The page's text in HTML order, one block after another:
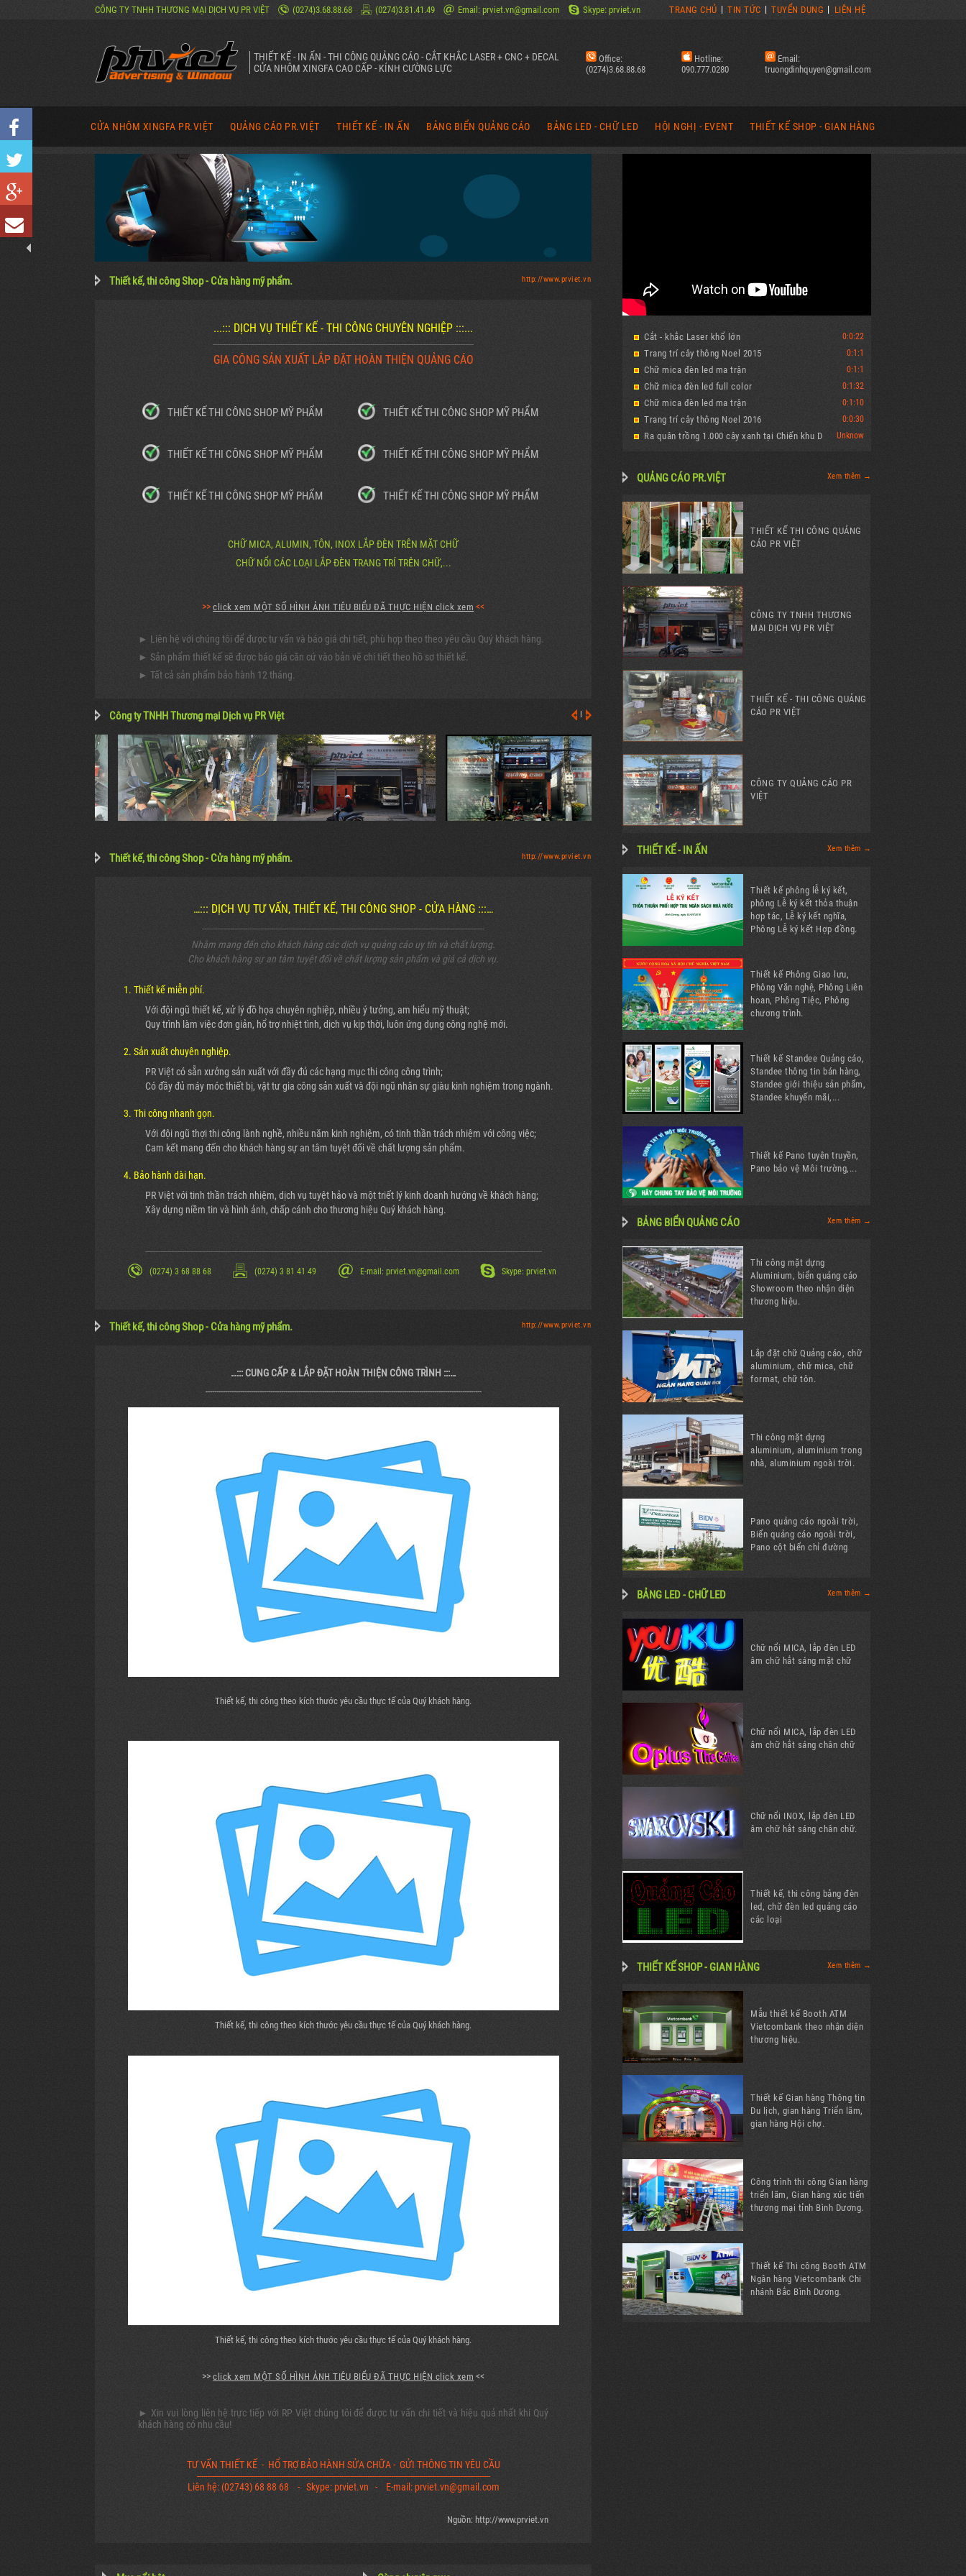
CÔNG TY TNHH THƯƠNG MẠI DỊCH VỤ PR VIỆT (0274)3.68.88.68 (0274)3.81.41.49 Email: prviet.vn@gmail.com Skype: prviet.vn LIÊN HỆ
TUYỂN DỤNG
TIN TỨC
TRANG CHỦ
THIẾT KẾ - IN ẤN - THI CÔNG QUẢNG CÁO - CẮT KHẮC LASER + CNC + DECAL
CỬA NHÔM XINGFA CAO CẤP - KÍNH CƯỜNG LỰC
Email:
truongdinhquyen@gmail.com
Hotline:
090.777.0280
Office:
(0274)3.68.88.68
CỬA NHÔM XINGFA PR.VIỆT
CỬA ĐI NHÔM XINGFA MỞ QUAY
CỬA ĐI NHÔM XINGFA TRƯỢT QUAY
CỬA ĐI NHÔM XINGFA MỞ LÙA
CỬA ĐI NHÔM XINGFA XẾP TRƯỢT
HÌNH ẢNH CỬA NHÔM XINGFA
QUẢNG CÁO PR.VIỆT
NĂNG LỰC QUẢNG CÁO PR VIỆT
SẢN PHẨM QUẢNG CÁO PR VIỆT
CÔNG TRÌNH QUẢNG CÁO PR VIỆT
HÌNH ẢNH VỀ PR VIỆT
THIẾT KẾ - IN ẤN
PHÔNG, BACKDROP, BACKGROUND
LOGO, ẤN PHẨM VĂN PHÒNG
TRANG TRÍ XE DIỄU HÀNH
BẢNG BIỂN QUẢNG CÁO
MẶT DỰNG ALU, TẤM QUẢNG CÁO
CHỮ NỔI MICA, ALUMIN, INOX, TÔN
PANO QUẢNG CÁO, BIỂN CHỈ ĐƯỜNG
HÌNH ẢNH THIẾT KẾ (QUẢNG CÁO)
BẢNG LED - CHỮ LED
HÌNH ẢNH THIẾT KẾ THI CÔNG (LED)
HỘI NGHỊ - EVENT
HÌNH ẢNH HỘI NGHỊ (EVENT)
THIẾT KẾ SHOP - GIAN HÀNG
HÌNH ẢNH THI CÔNG (BOOTH)
Thiết kế, thi công Shop - Cửa hàng mỹ phẩm. http://www.prviet.vn
...::: DỊCH VỤ THIẾT KẾ - THI CÔNG CHUYÊN NGHIỆP :::...
-------------------------------------------------------------------------------------------------------------------------
GIA CÔNG SẢN XUẤT LẮP ĐẶT HOÀN THIỆN QUẢNG CÁO
THIẾT KẾ THI CÔNG SHOP MỸ PHẨM THIẾT KẾ THI CÔNG SHOP MỸ PHẨM
THIẾT KẾ THI CÔNG SHOP MỸ PHẨM THIẾT KẾ THI CÔNG SHOP MỸ PHẨM
THIẾT KẾ THI CÔNG SHOP MỸ PHẨM THIẾT KẾ THI CÔNG SHOP MỸ PHẨM
CHỮ MICA, ALUMIN, TÔN, INOX LẮP ĐÈN TRÊN MẶT CHỮ
CHỮ NỔI CÁC LOẠI LẮP ĐÈN TRANG TRÍ TRÊN CHỮ,...
>>click xem MỘT SỐ HÌNH ẢNH TIÊU BIỂU ĐÃ THỰC HIỆN click xem <<
► Liên hệ với chúng tôi để được tư vấn và báo giá chi tiết, phù hợp theo theo yêu cầu Quý khách hàng.
► Sản phẩm thiết kế sẽ được báo giá căn cứ vào bản vẽ chi tiết theo hồ sơ thiết kế.
► Tất cả sản phẩm bảo hành 12 tháng.
Công ty TNHH Thương mại Dịch vụ PR Việt |
Thiết kế, thi công Shop - Cửa hàng mỹ phẩm. http://www.prviet.vn
…::: DỊCH VỤ TƯ VẤN, THIẾT KẾ, THI CÔNG SHOP - CỬA HÀNG :::…
-----------------------------------------------------------------------------------------------------------------------------------
Nhằm mang đến cho khách hàng các dịch vụ quảng cáo uy tín và chất lượng.
Cho khách hàng sự an tâm tuyệt đối về chất lượng sản phẩm và giá cả dịch vụ.
1. Thiết kế miễn phí.
Với đội ngũ thiết kế, xử lý đồ họa chuyên nghiệp, nhiều ý tưởng, am hiểu mỹ thuật;
Quy trình làm việc đơn giản, hổ trợ nhiệt tình, dịch vụ kịp thời, luôn ứng dụng công nghệ mới.
2. Sản xuất chuyên nghiệp.
PR Việt có sẵn xưởng sản xuất với đầy đủ các hạng mục thi công công trình;
Có đầy đủ máy móc thiết bị, vật tư gia công sản xuất và đội ngũ nhân sự giàu kinh nghiệm trong ngành.
3. Thi công nhanh gọn.
Với đội ngũ thợi thi công lành nghề, nhiều năm kinh nghiệm, có tinh thần trách nhiệm với công việc;
Cam kết mang đến cho khách hàng sự an tâm tuyệt đối về chất lượng sản phẩm.
4. Bảo hành dài hạn.
PR Việt với tinh thần trách nhiệm, dịch vụ tuyệt hảo và một triết lý kinh doanh hướng về khách hàng;
Xây dựng niềm tin và hình ảnh, chấp cánh cho thương hiệu Quý khách hàng.
----------------------------------------------------------------------------------------------------------------------------------------------------------------------------------------
(0274) 3 68 88 68 (0274) 3 81 41 49 E-mail: prviet.vn@gmail.com Skype: prviet.vn
Thiết kế, thi công Shop - Cửa hàng mỹ phẩm. http://www.prviet.vn
…::: CUNG CẤP & LẮP ĐẶT HOÀN THIỆN CÔNG TRÌNH :::…
--------------------------------------------------------------------------------------------------------------------------------
Thiết kế, thi công theo kích thước yêu cầu thực tế của Quý khách hàng.
Thiết kế, thi công theo kích thước yêu cầu thực tế của Quý khách hàng.
Thiết kế, thi công theo kích thước yêu cầu thực tế của Quý khách hàng.
>>click xem MỘT SỐ HÌNH ẢNH TIÊU BIỂU ĐÃ THỰC HIỆN click xem <<
► Xin vui lòng liên hệ trực tiếp với RP Việt chúng tôi để được tư vấn chi tiết và hiệu quả nhất khi Quý
khách hàng có nhu cầu!
TƯ VẤN THIẾT KẾ - HỔ TRỢ BẢO HÀNH SỬA CHỮA - GỬI THÔNG TIN YÊU CẦU
----------------------------------------------------------------------------------------------------------------------------------------
Liên hệ: (02743) 68 88 68 - Skype: prviet.vn - E-mail: prviet.vn@gmail.com
Nguồn: http://www.prviet.vn
Cắt - khắc Laser khổ lớn 0:0:22
Trang trí cây thông Noel 2015 0:1:1
Chữ mica đèn led ma trận 0:1:1
Chữ mica đèn led full color 0:1:32
Chữ mica đèn led ma trận 0:1:10
Trang trí cây thông Noel 2016 0:0:30
Ra quân trồng 1.000 cây xanh tại Chiến khu D Unknow
QUẢNG CÁO PR.VIỆT Xem thêm →
THIẾT KẾ THI CÔNG QUẢNG
CÁO PR VIỆT
CÔNG TY TNHH THƯƠNG
MẠI DỊCH VỤ PR VIỆT
THIẾT KẾ - THI CÔNG QUẢNG
CÁO PR VIỆT
CÔNG TY QUẢNG CÁO PR
VIỆT
THIẾT KẾ - IN ẤN Xem thêm →
Thiết kế phông lễ ký kết,
phông Lễ ký kết thỏa thuận
hợp tác, Lễ ký kết nghĩa,
Phông Lễ ký kết Hợp đồng.
Thiết kế Phông Giao lưu,
Phông Văn nghệ, Phông Liên
hoan, Phông Tiệc, Phông
chương trình.
Thiết kế Standee Quảng cáo,
Standee thông tin bán hàng,
Standee giới thiệu sản phẩm,
Standee khuyến mãi,...
Thiết kế Pano tuyên truyền,
Pano bảo vệ Môi trường,...
BẢNG BIỂN QUẢNG CÁO Xem thêm →
Thi công mặt dựng
Aluminium, biển quảng cáo
Showroom theo nhận diện
thương hiệu.
Lắp đặt chữ Quảng cáo, chữ
aluminium, chữ mica, chữ
format, chữ tôn.
Thi công mặt dựng
aluminium, aluminium trong
nhà, aluminium ngoài trời.
Pano quảng cáo ngoài trời,
Biển quảng cáo ngoài trời,
Pano cột biển chỉ đường
BẢNG LED - CHỮ LED Xem thêm →
Chữ nổi MICA, lắp đèn LED
âm chữ hắt sáng mặt chữ
Chữ nổi MICA, lắp đèn LED
âm chữ hắt sáng chân chữ
Chữ nổi INOX, lắp đèn LED
âm chữ hắt sáng chân chữ.
Thiết kế, thi công bảng đèn
led, chữ đèn led quảng cáo
các loại
THIẾT KẾ SHOP - GIAN HÀNG Xem thêm →
Mẫu thiết kế Booth ATM
Vietcombank theo nhận diện
thương hiệu.
Thiết kế Gian hàng Thông tin
Du lịch, gian hàng Triển lãm,
gian hàng Hội chợ.
Công trình thi công Gian hàng
triển lãm, Gian hàng xúc tiến
thương mại tỉnh Bình Dương.
Thiết kế Thi công Booth ATM
Ngân hàng Vietcombank Chi
nhánh Bắc Bình Dương.